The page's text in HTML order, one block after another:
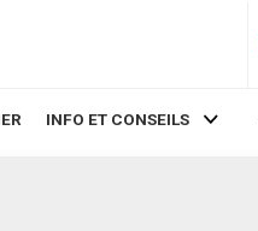
INFO ET CONSEILS